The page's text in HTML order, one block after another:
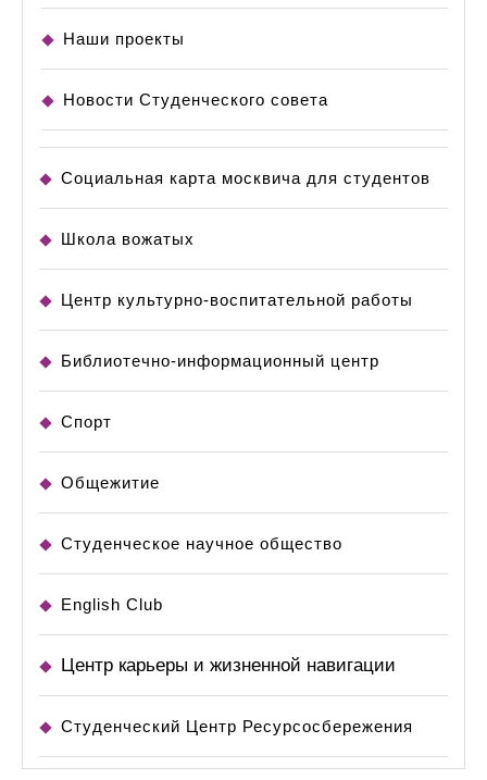
Наши проекты
Новости Студенческого совета
Социальная карта москвича для студентов
Школа вожатых
Центр культурно-воспитательной работы
Библиотечно-информационный центр
Спорт
Общежитие
Студенческое научное общество
English Club
Центр карьеры и жизненной навигации
Студенческий Центр Ресурсосбережения